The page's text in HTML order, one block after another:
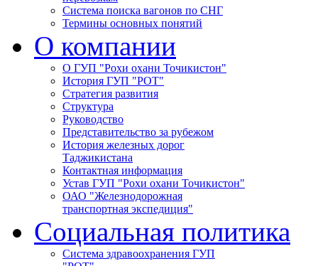
Система поиска вагонов по СНГ
Термины основных понятий
О компании
О ГУП "Рохи охани Точикистон"
История ГУП "РОТ"
Стратегия развития
Структура
Руководство
Представительство за рубежом
История железных дорог
Таджикистана
Контактная информация
Устав ГУП "Рохи охани Точикистон"
ОАО "Железнодорожная
транспортная экспедиция"
Социальная политика
Система здравоохранения ГУП